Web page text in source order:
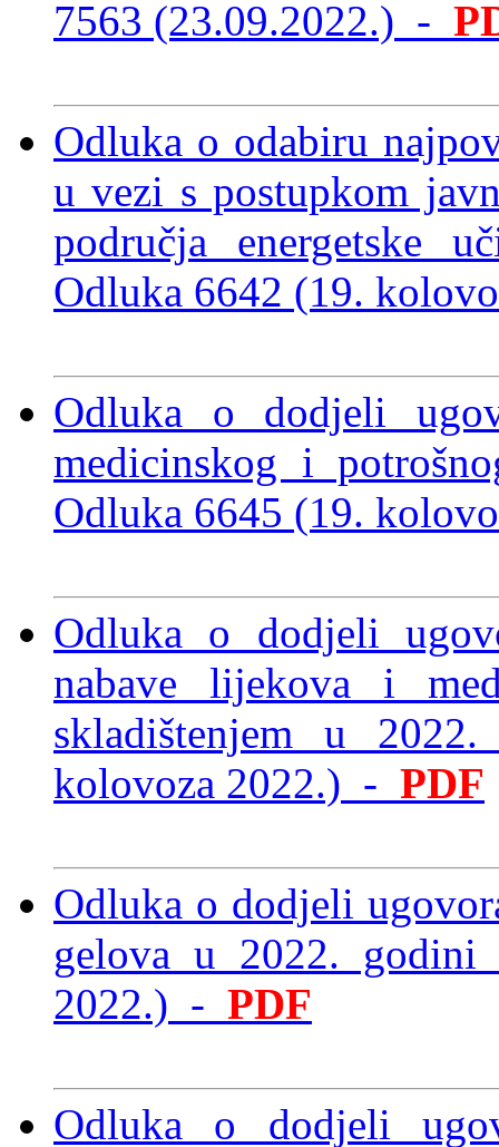
7563 (23.09.2022.) -
Odluka o odabiru
u vezi s postupkom
područja energetske
Odluka 6642 (19.
Odluka o dodjeli
medicinskog i
Odluka 6645 (19.
Odluka o dodjeli
nabave lijekova i
skladištenjem u
kolovoza 2022.) - PDF
Odluka o dodjeli
gelova u 2022.
2022.) - PDF
Odluka o dodjeli